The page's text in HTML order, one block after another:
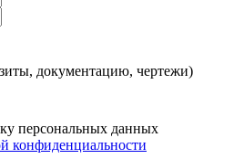
документацию, чертежи)
персональных данных
конфиденциальности